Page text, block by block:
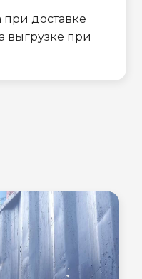
доставке
выгрузке при